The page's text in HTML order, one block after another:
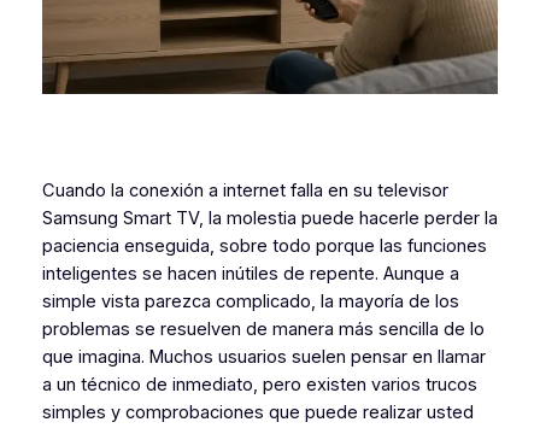
Cuando la conexión a internet falla en su televisor
Samsung Smart TV, la molestia puede hacerle perder la
paciencia enseguida, sobre todo porque las funciones
inteligentes se hacen inútiles de repente. Aunque a
simple vista parezca complicado, la mayoría de los
problemas se resuelven de manera más sencilla de lo
que imagina. Muchos usuarios suelen pensar en llamar
a un técnico de inmediato, pero existen varios trucos
simples y comprobaciones que puede realizar usted